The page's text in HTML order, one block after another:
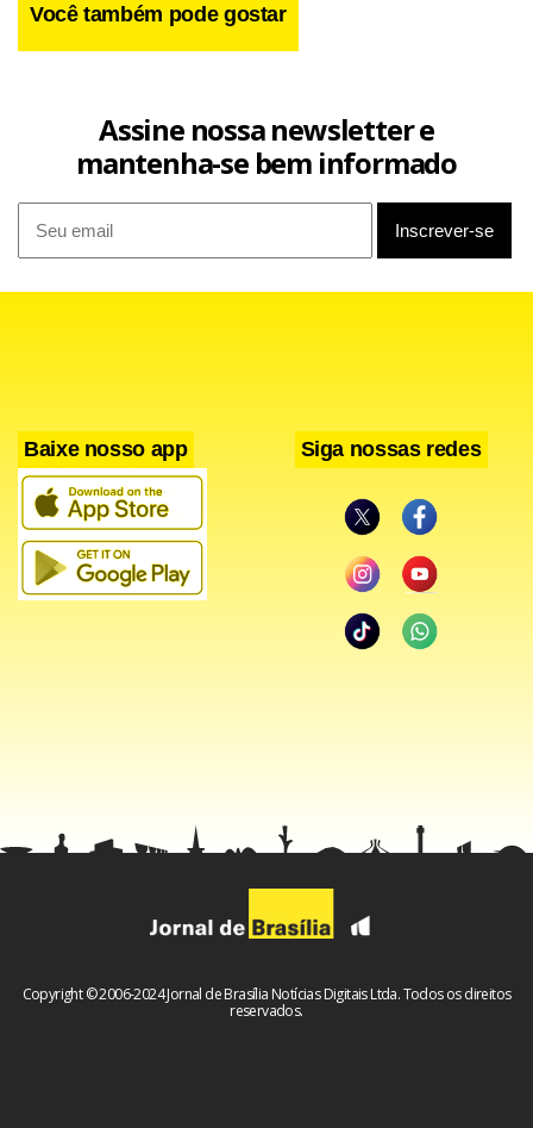
Você também pode gostar
Assine nossa newsletter e
mantenha-se bem informado
Baixe nosso app Siga nossas redes
Copyright © 2006-2024 Jornal de Brasília Notícias Digitais Ltda. Todos os direitos
reservados.